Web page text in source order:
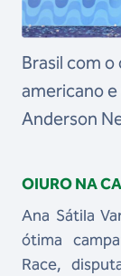
Brasil com
americano
Anderson
OIURO NA
Ana Sátila
ótima
Race,